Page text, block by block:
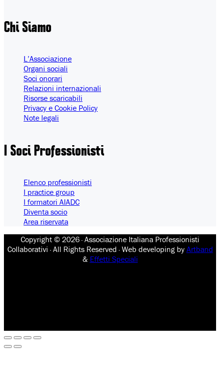
ChiSiamo
L’Associazione
Organi sociali
Soci onorari
Relazioni internazionali
Risorse scaricabili
Privacy e Cookie Policy
Note legali
I Soci Professionisti
Elenco professionisti
I practice group
I formatori AIADC
Diventa socio
Area riservata
Copyright © 2026 · Associazione Italiana Professionisti
Collaborativi · All Rights Reserved · Web developing by Artband
& Effetti Speciali